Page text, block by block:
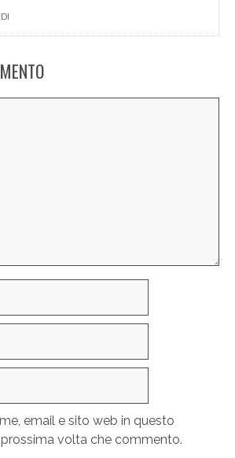
email e sito web in questo
volta che commento.